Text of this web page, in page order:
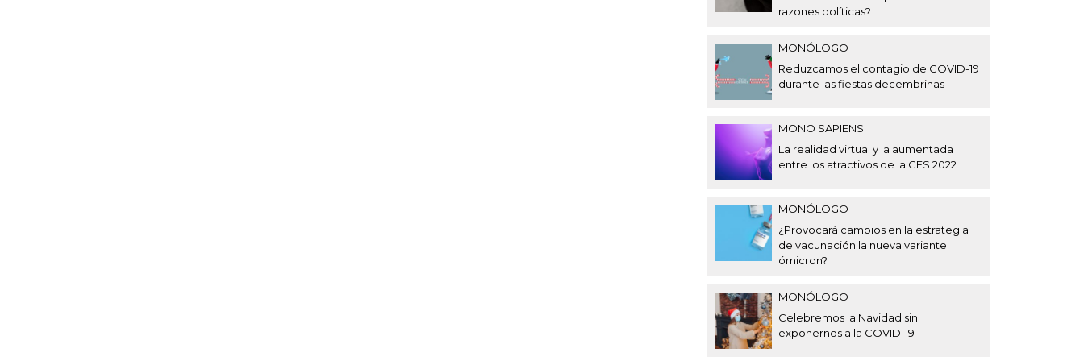
razones políticas?
MONÓLOGO
Reduzcamos el contagio de COVID-19
durante las fiestas decembrinas
MONO SAPIENS
La realidad virtual y la aumentada
entre los atractivos de la CES 2022
MONÓLOGO
¿Provocará cambios en la estrategia
de vacunación la nueva variante
ómicron?
MONÓLOGO
Celebremos la Navidad sin
exponernos a la COVID-19